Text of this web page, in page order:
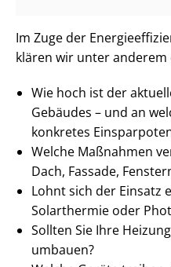
Im Zuge der
klären wir unter anderem
Wie hoch ist der
Gebäudes – und an
konkretes
Welche Maßnahmen
Dach, Fassade,
Lohnt sich der Einsatz
Solarthermie oder
Sollten Sie Ihre
umbauen?